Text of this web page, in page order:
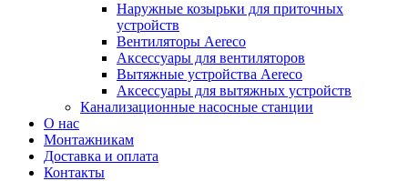
Наружные козырьки для приточных
устройств
Вентиляторы Aereco
Аксессуары для вентиляторов
Вытяжные устройства Aereco
Аксессуары для вытяжных устройств
Канализационные насосные станции
О нас
Монтажникам
Доставка и оплата
Контакты